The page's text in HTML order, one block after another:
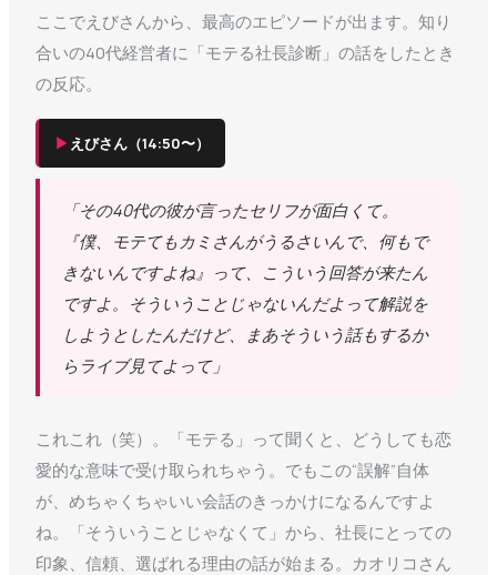
ここでえびさんから、最高のエピソードが出ます。知り
合いの40代経営者に「モテる社長診断」の話をしたとき
の反応。
▶ えびさん（14:50〜）
「その40代の彼が言ったセリフが面白くて。
『僕、モテてもカミさんがうるさいんで、何もで
きないんですよね』って、こういう回答が来たん
ですよ。そういうことじゃないんだよって解説を
しようとしたんだけど、まあそういう話もするか
らライブ見てよって」
これこれ（笑）。「モテる」って聞くと、どうしても恋
愛的な意味で受け取られちゃう。でもこの“誤解”自体
が、めちゃくちゃいい会話のきっかけになるんですよ
ね。「そういうことじゃなくて」から、社長にとっての
印象、信頼、選ばれる理由の話が始まる。カオリコさん